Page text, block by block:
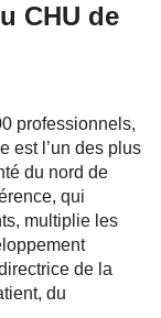
CHU de
professionnels,
est l’un des plus
du nord de
qui
multiplie les
de la
du